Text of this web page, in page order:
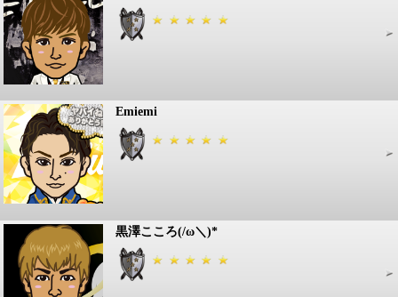
Emiemi
黒澤こころ(/ω＼)*